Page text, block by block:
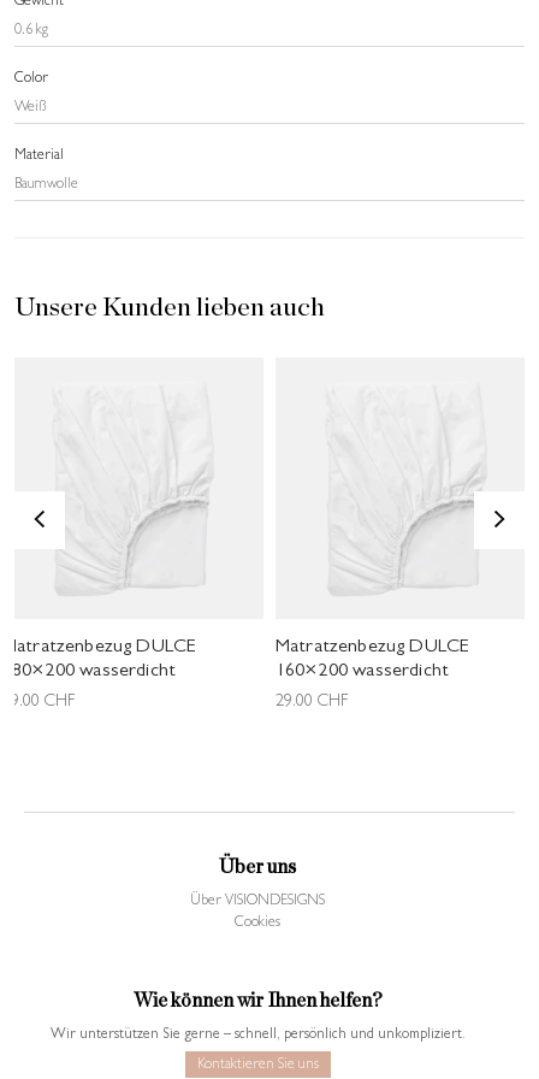
0.6 kg
Color
Weiß
Material
Baumwolle
Unsere Kunden lieben auch
Matratzenbezug DULCE
180×200 wasserdicht
29.00 CHF
Matratzenbezug DULCE
160×200 wasserdicht
29.00 CHF
< >
Über uns
Über VISIONDESIGNS
Cookies
Wie können wir Ihnen helfen?
Wir unterstützen Sie gerne – schnell, persönlich und unkompliziert.
Kontaktieren Sie uns